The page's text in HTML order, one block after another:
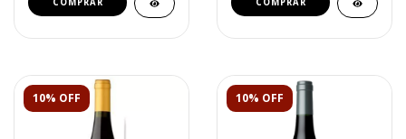
10% OFF 10% OFF